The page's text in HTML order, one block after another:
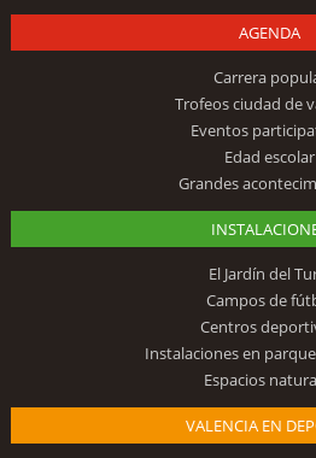
AGENDA
Carrera
Trofeos ciudad de
Eventos
Edad escolar
Grandes
El Jardín del
Campos de
Centros
Instalaciones en
Espacios
VALENCIA EN